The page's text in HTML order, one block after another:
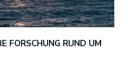
FORSCHUNG RUND UM